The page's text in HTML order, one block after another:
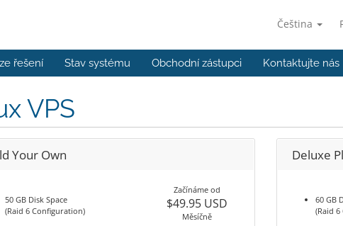
Čeština
řešení Stav systému Obchodní zástupci Kontaktujte nás
VPS
Your Own
50 GB Disk Space
(Raid 6 Configuration)
Začínáme od
$49.95 USD
Měsíčně
Deluxe
60 GB
(Raid